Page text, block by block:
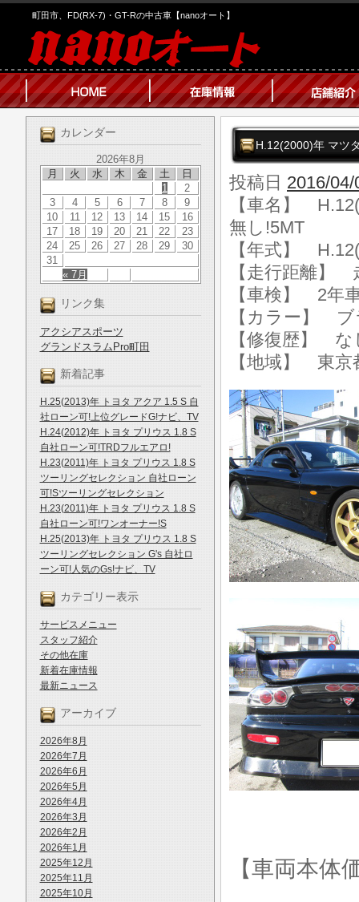
町田市、FD(RX-7)・GT-Rの中古車【nanoオート】
カレンダー
2026年8月
月
火 水 木 金 土 日
« 7月
1
2
3
4 5 6 7 8
9
10
11 12 13 14 15
16
17
18 19 20 21 22
23
24
25 26 27 28 29
30
31
リンク集
アクシアスポーツ
グランドスラムPro町田
新着記事
H.25(2013)年 トヨタ アクア 1.5 S 自
社ローン可!上位グレードG!ナビ、TV
H.24(2012)年 トヨタ プリウス 1.8 S
自社ローン可!TRDフルエアロ!
H.23(2011)年 トヨタ プリウス 1.8 S
ツーリングセレクション 自社ローン
可!Sツーリングセレクション
H.23(2011)年 トヨタ プリウス 1.8 S
自社ローン可!ワンオーナー!S
H.25(2013)年 トヨタ プリウス 1.8 S
ツーリングセレクション G's 自社ロ
ーン可!人気のGs!ナビ、TV
カテゴリー表示
サービスメニュー
スタッフ紹介
その他在庫
新着在庫情報
最新ニュース
アーカイブ
2026年8月
2026年7月
2026年6月
2026年5月
2026年4月
2026年3月
2026年2月
2026年1月
2025年12月
2025年11月
2025年10月
H.12(2000)年 マツ
投稿日 2016/04/
【車名】
無し!5MT
【年式】
【走行距離】
【車検】 2年
【カラー】
【修復歴】 な
【地域】 東京
【車両本体